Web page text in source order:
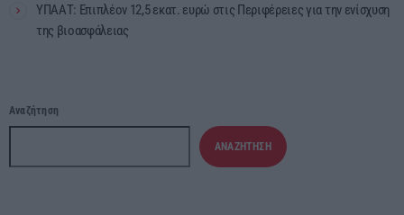
ΥΠΑΑΤ: Επιπλέον 12,5 εκατ. ευρώ στις Περιφέρειες για την ενίσχυση
της βιοασφάλειας
Αναζήτηση
ΑΝΑΖΉΤΗΣΗ